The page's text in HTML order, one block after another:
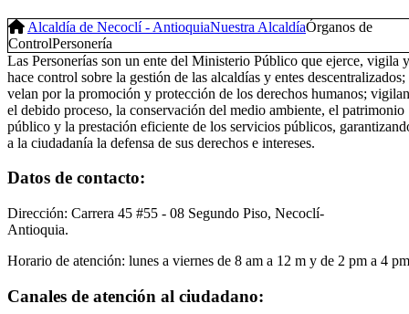
Alcaldía de Necoclí - AntioquiaNuestra AlcaldíaÓrganos de
ControlPersonería
Las Personerías son un ente del Ministerio Público que ejerce, vigila y
hace control sobre la gestión de las alcaldías y entes descentralizados;
velan por la promoción y protección de los derechos humanos; vigilan
el debido proceso, la conservación del medio ambiente, el patrimonio
público y la prestación eficiente de los servicios públicos,
a la ciudadanía la defensa de sus derechos e intereses.
Datos de contacto:
Dirección: Carrera 45 #55 - 08 Segundo Piso, Necoclí-
Antioquia.
Horario de atención: lunes a viernes de 8 am a 12 m y de 2 pm a 4 pm
Canales de atención al ciudadano: